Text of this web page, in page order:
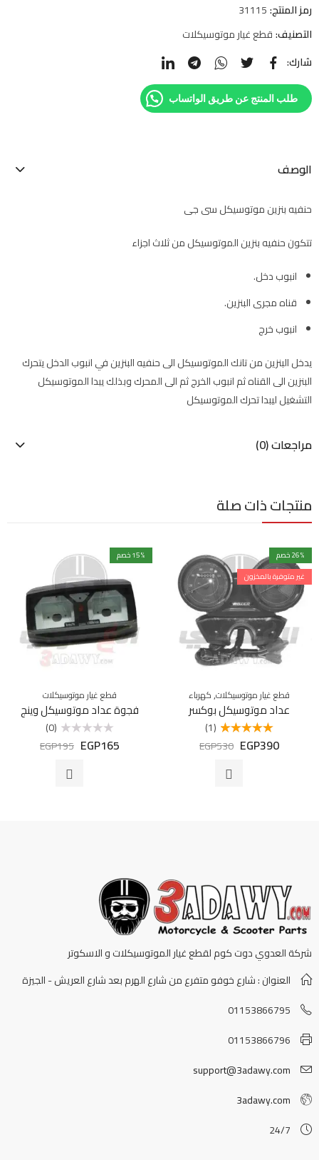
رمز المنتج:31115
التصنيف:قطع غيار موتوسيكلات
شارك:
طلب المنتج عن طريق الواتساب
الوصف
حنفيه بنزين موتوسيكل سى جى
تتكون حنفيه بنزين الموتوسيكل من ثلاث اجزاء
انبوب دخل.
قناه مجرى البنزين.
انبوب خرج
يدخل البنزين من تانك الموتوسيكل الى حنفيه البنزين في انبوب الدخل يتحرك
البنزين الى القناه ثم انبوب الخرج ثم الى المحرك وبذلك يبدا الموتوسيكل
التشغيل ليبدا تحرك الموتوسيكل
مراجعات (0)
منتجات ذات صلة
26% خصم
غير متوفرة بالمخزون
قطع غيار موتوسيكلات,كهرباء
عداد موتوسيكل بوكسر
5.00من 5
(1)
EGP390
EGP530
15% خصم
قطع غيار موتوسيكلات
فجوة عداد موتوسيكل وينج
التقييم
(0)
EGP165
EGP195
شركة العدوي دوت كوم لقطع غيار الموتوسيكلات و الاسكوتر
العنوان : شارع خوفو متفرع من شارع الهرم بعد شارع العريش - الجيزة
01153866795
01153866796
support@3adawy.com
3adawy.com
24/7